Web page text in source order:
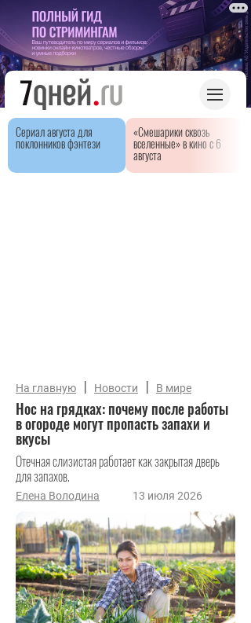
Сериал августа для
поклонников фэнтези
«Смешарики сквозь
вселенные» в кино с 6
августа
На главную | Новости | В мире
Нос на грядках: почему после работы
в огороде могут пропасть запахи и
вкусы
Отечная слизистая работает как закрытая дверь
для запахов.
Елена Володина 13 июля 2026